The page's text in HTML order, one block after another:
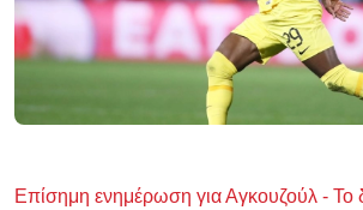
Επίσημη ενημέρωση για Αγκουζούλ - Το